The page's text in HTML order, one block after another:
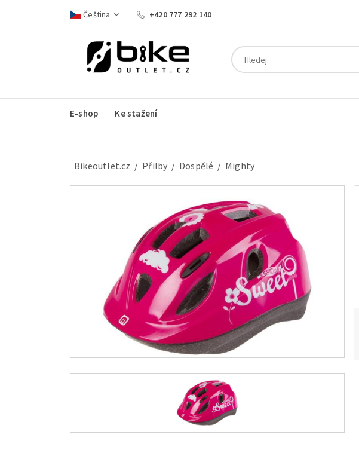
Čeština +420 777 292 140
E-shop Ke stažení
Bikeoutlet.cz / přilby / dospělé / Mighty